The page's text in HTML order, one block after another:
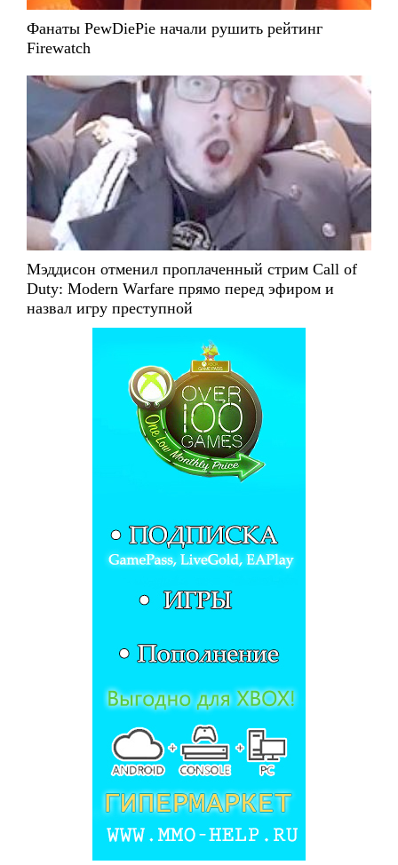
Фанаты PewDiePie начали рушить рейтинг
Firewatch
Мэддисон отменил проплаченный стрим Call of
Duty: Modern Warfare прямо перед эфиром и
назвал игру преступной